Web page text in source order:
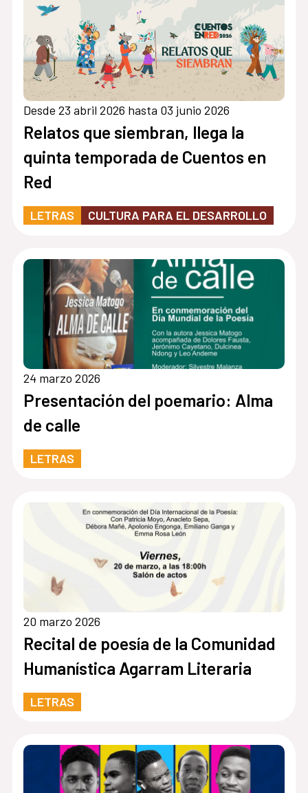
Desde 23 abril 2026 hasta 03 junio 2026
Relatos que siembran, llega la
quinta temporada de Cuentos en
Red
LETRAS CULTURA PARA EL DESARROLLO
24 marzo 2026
Presentación del poemario: Alma
de calle
LETRAS
20 marzo 2026
Recital de poesía de la Comunidad
Humanística Agarram Literaria
LETRAS